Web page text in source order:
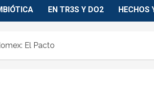
EN TR3S Y DO2 HECHOS
El Pacto